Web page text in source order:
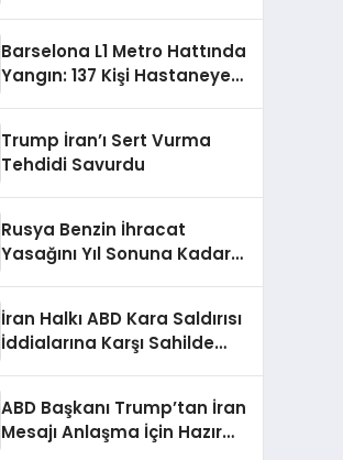
Barselona L1 Metro Hattında
Yangın: 137 Kişi Hastaneye
Trump İran’ı Sert Vurma
Tehdidi Savurdu
Rusya Benzin İhracat
Yasağını Yıl Sonuna Kadar
İran Halkı ABD Kara Saldırısı
İddialarına Karşı Sahilde
ABD Başkanı Trump’tan İran
Mesajı Anlaşma İçin Hazır